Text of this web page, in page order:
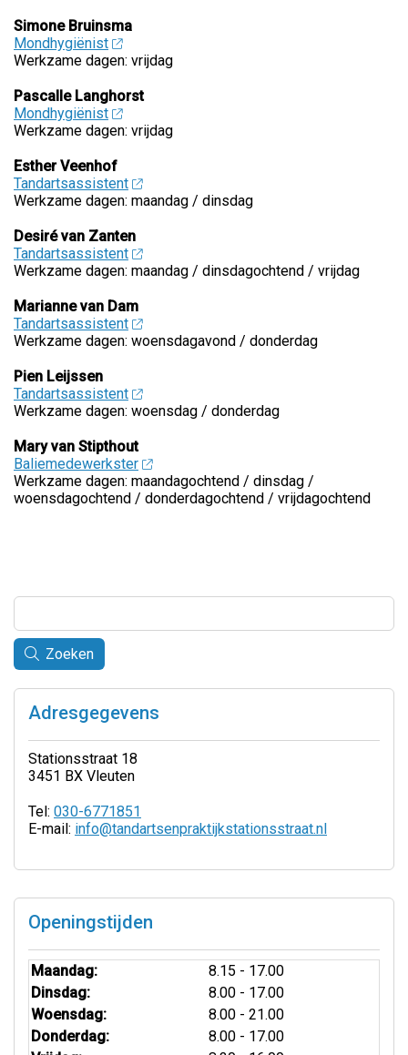
Simone Bruinsma
Mondhygiënist
Werkzame dagen: vrijdag
Pascalle Langhorst
Mondhygiënist
Werkzame dagen: vrijdag
Esther Veenhof
Tandartsassistent
Werkzame dagen: maandag / dinsdag
Desiré van Zanten
Tandartsassistent
Werkzame dagen: maandag / dinsdagochtend / vrijdag
Marianne van Dam
Tandartsassistent
Werkzame dagen: woensdagavond / donderdag
Pien Leijssen
Tandartsassistent
Werkzame dagen: woensdag / donderdag
Mary van Stipthout
Baliemedewerkster
Werkzame dagen: maandagochtend / dinsdag /
woensdagochtend / donderdagochtend / vrijdagochtend
Zoeken
Adresgegevens
Stationsstraat 18
3451 BX Vleuten
Tel: 030-6771851
E-mail: info@tandartsenpraktijkstationsstraat.nl
Openingstijden
Maandag:
8.15 - 17.00
Dinsdag:
8.00 - 17.00
Woensdag:
8.00 - 21.00
Donderdag:
8.00 - 17.00